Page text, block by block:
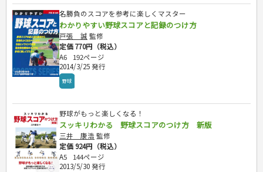
名勝負のスコアを参考に楽しくマスター
わかりやすい野球スコアと記録のつけ方
戸張 誠 監修
定価 770円（税込）
A6
192ページ
2014/3/25 発行
野球
野球がもっと楽しくなる！
スッキリわかる 野球スコアのつけ方 新版
三井 康浩 監修
定価 924円（税込）
A5
144ページ
2013/5/30 発行